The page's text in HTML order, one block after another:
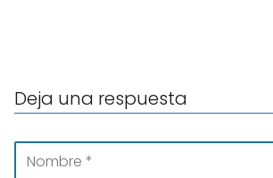
Deja una respuesta